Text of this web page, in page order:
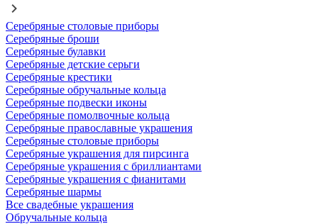
Серебряные столовые приборы
Серебряные броши
Серебряные булавки
Серебряные детские серьги
Серебряные крестики
Серебряные обручальные кольца
Серебряные подвески иконы
Серебряные помолвочные кольца
Серебряные православные украшения
Серебряные столовые приборы
Серебряные украшения для пирсинга
Серебряные украшения с бриллиантами
Серебряные украшения с фианитами
Серебряные шармы
Все свадебные украшения
Обручальные кольца